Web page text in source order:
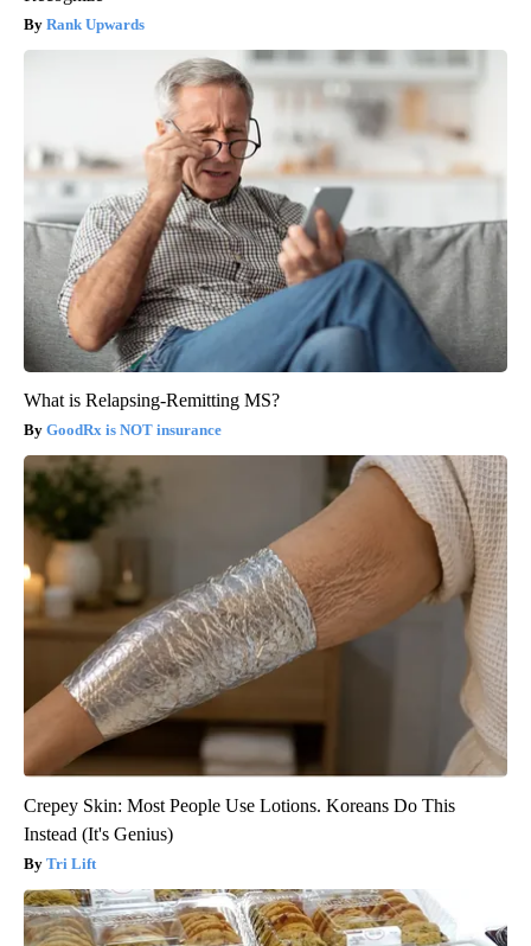
Rank Upwards
What is Relapsing-Remitting MS?
GoodRx is NOT insurance
Crepey Skin: Most People Use Lotions. Koreans Do This
Instead (It's Genius)
Tri Lift